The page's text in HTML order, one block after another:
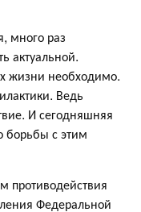
много раз
актуальной.
жизни необходимо.
Ведь
И сегодняшняя
борьбы с этим
противодействия
Федеральной